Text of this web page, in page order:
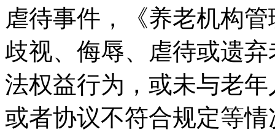
虐待事件，《养老机构
歧视、侮辱、虐待或遗
法权益行为，或未与老
或者协议不符合规定等